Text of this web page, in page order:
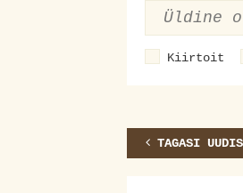
Kiirtoit
TAGASI